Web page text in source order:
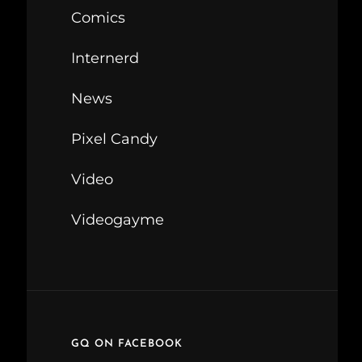
Comics
Internerd
News
Pixel Candy
Video
Videogayme
GQ ON FACEBOOK